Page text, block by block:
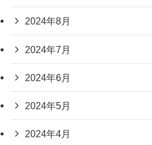
2024年8月
2024年7月
2024年6月
2024年5月
2024年4月